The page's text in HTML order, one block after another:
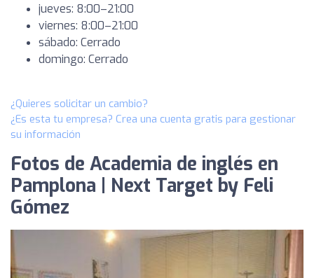
jueves: 8:00–21:00
viernes: 8:00–21:00
sábado: Cerrado
domingo: Cerrado
¿Quieres solicitar un cambio?
¿Es esta tu empresa? Crea una cuenta gratis para gestionar
su información
Fotos de Academia de inglés en
Pamplona | Next Target by Feli
Gómez